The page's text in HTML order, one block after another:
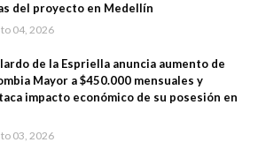
del proyecto en Medellín
04, 2026
de la Espriella anuncia aumento de
Mayor a $450.000 mensuales y
impacto económico de su posesión en
03, 2026